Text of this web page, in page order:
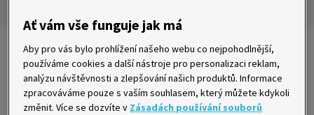
Pravidla soutěží
Nejnovější články
Ať vám vše funguje jak má
Aby pro vás bylo prohlížení našeho webu co nejpohodlnější,
používáme cookies a další nástroje pro personalizaci reklam,
analýzu návštěvnosti a zlepšování našich produktů. Informace
zpracováváme pouze s vaším souhlasem, který můžete kdykoli
změnit. Více se dozvíte v Zásadách používání souborů